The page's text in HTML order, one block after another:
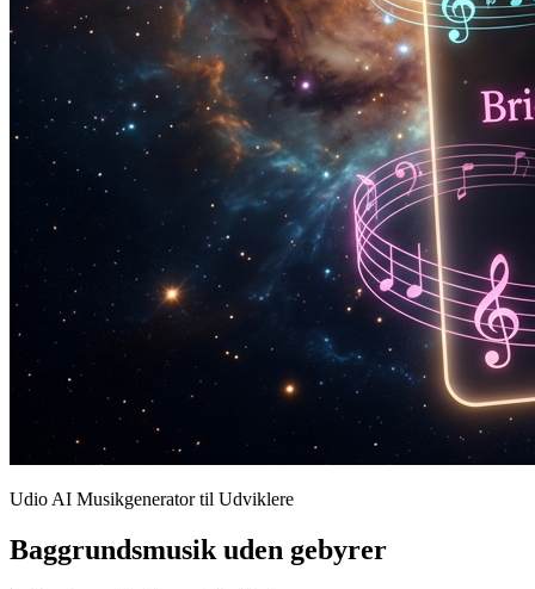
Udio AI Musikgenerator til Udviklere
Baggrundsmusik uden gebyrer